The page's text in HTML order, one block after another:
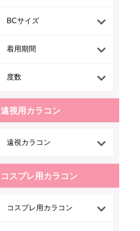
BCサイズ
着用期間
度数
遠視用カラコン
遠視カラコン
コスプレ用カラコン
コスプレ用カラコン